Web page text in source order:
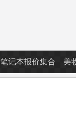
笔记本报价集合 美